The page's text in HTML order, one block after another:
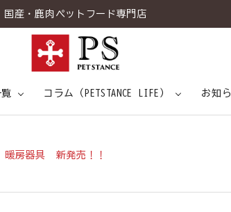
国産・鹿肉ペットフード専門店
7つの健康アプローチ
スタンス キャットスタンス
コラム（PETSTANCE LIFE）
専門家インタビュー
お知
】暖房器具 新発売！！